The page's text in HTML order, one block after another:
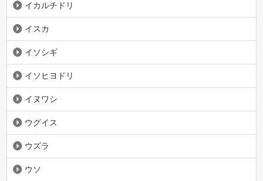
イカルチドリ
イスカ
イソシギ
イソヒヨドリ
イヌワシ
ウグイス
ウズラ
ウソ